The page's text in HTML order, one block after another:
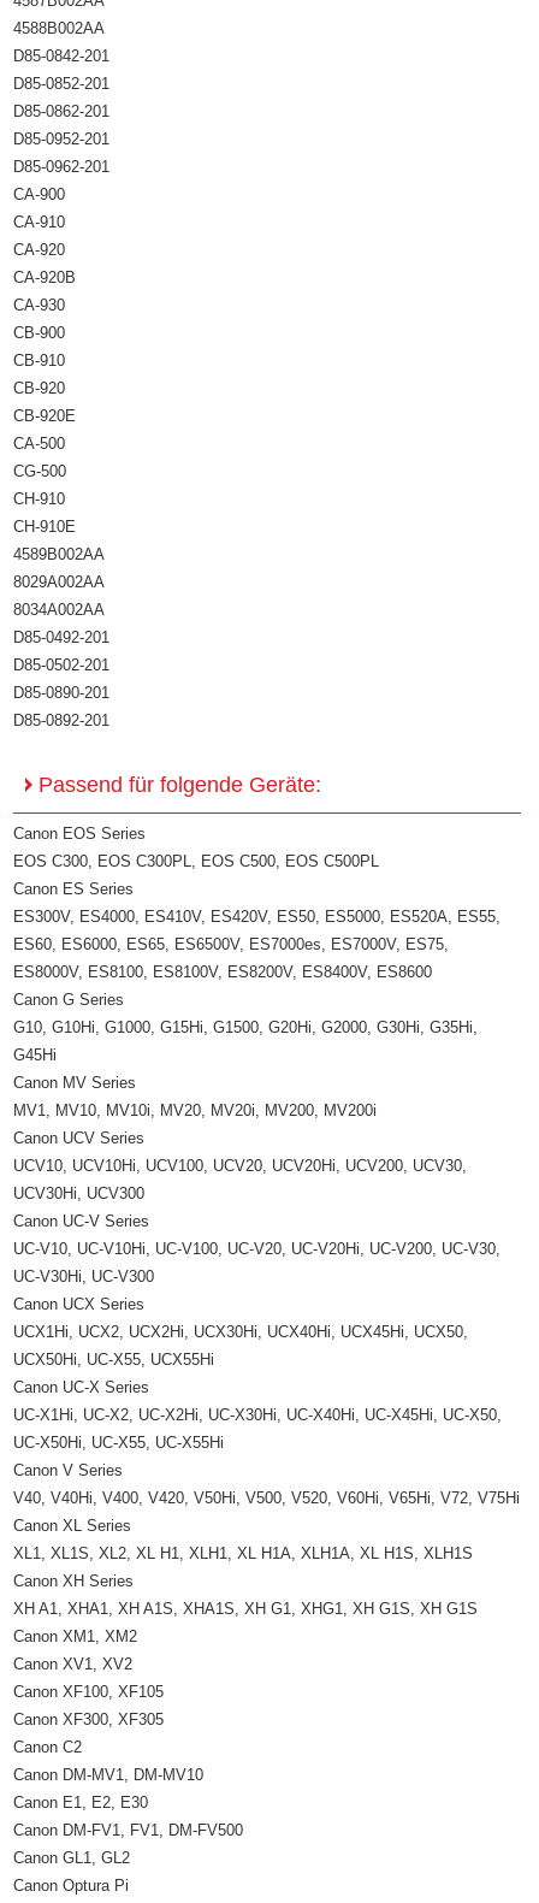
4588B002AA
D85-0842-201
D85-0852-201
D85-0862-201
D85-0952-201
D85-0962-201
CA-900
CA-910
CA-920
CA-920B
CA-930
CB-900
CB-910
CB-920
CB-920E
CA-500
CG-500
CH-910
CH-910E
4589B002AA
8029A002AA
8034A002AA
D85-0492-201
D85-0502-201
D85-0890-201
D85-0892-201
Passend für folgende Geräte:
Canon EOS Series
EOS C300, EOS C300PL, EOS C500, EOS C500PL
Canon ES Series
ES300V, ES4000, ES410V, ES420V, ES50, ES5000, ES520A, ES55,
ES60, ES6000, ES65, ES6500V, ES7000es, ES7000V, ES75,
ES8000V, ES8100, ES8100V, ES8200V, ES8400V, ES8600
Canon G Series
G10, G10Hi, G1000, G15Hi, G1500, G20Hi, G2000, G30Hi, G35Hi,
G45Hi
Canon MV Series
MV1, MV10, MV10i, MV20, MV20i, MV200, MV200i
Canon UCV Series
UCV10, UCV10Hi, UCV100, UCV20, UCV20Hi, UCV200, UCV30,
UCV30Hi, UCV300
Canon UC-V Series
UC-V10, UC-V10Hi, UC-V100, UC-V20, UC-V20Hi, UC-V200, UC-V30,
UC-V30Hi, UC-V300
Canon UCX Series
UCX1Hi, UCX2, UCX2Hi, UCX30Hi, UCX40Hi, UCX45Hi, UCX50,
UCX50Hi, UC-X55, UCX55Hi
Canon UC-X Series
UC-X1Hi, UC-X2, UC-X2Hi, UC-X30Hi, UC-X40Hi, UC-X45Hi, UC-X50,
UC-X50Hi, UC-X55, UC-X55Hi
Canon V Series
V40, V40Hi, V400, V420, V50Hi, V500, V520, V60Hi, V65Hi, V72, V75Hi
Canon XL Series
XL1, XL1S, XL2, XL H1, XLH1, XL H1A, XLH1A, XL H1S, XLH1S
Canon XH Series
XH A1, XHA1, XH A1S, XHA1S, XH G1, XHG1, XH G1S, XH G1S
Canon XM1, XM2
Canon XV1, XV2
Canon XF100, XF105
Canon XF300, XF305
Canon C2
Canon DM-MV1, DM-MV10
Canon E1, E2, E30
Canon DM-FV1, FV1, DM-FV500
Canon GL1, GL2
Canon Optura Pi